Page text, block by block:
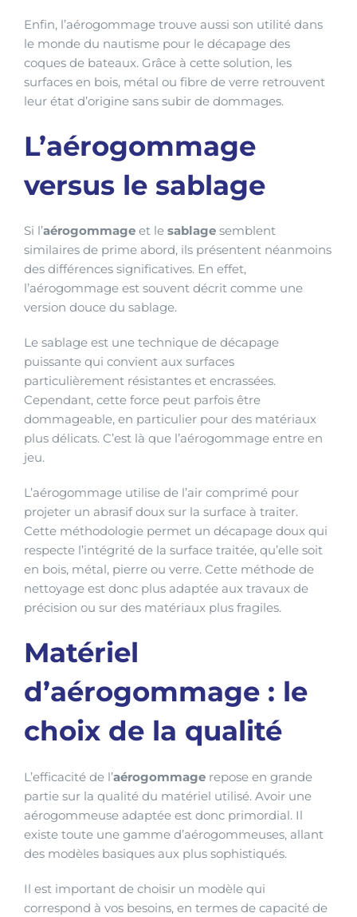
Enfin, l’aérogommage trouve aussi son utilité dans
le monde du nautisme pour le décapage des
coques de bateaux. Grâce à cette solution, les
surfaces en bois, métal ou fibre de verre retrouvent
leur état d’origine sans subir de dommages.
L’aérogommage
versus le sablage
Si l’aérogommageet le sablagesemblent
similaires de prime abord, ils présentent néanmoins
des différences significatives. En effet,
l’aérogommage est souvent décrit comme une
version douce du sablage.
Le sablage est une technique de décapage
puissante qui convient aux surfaces
particulièrement résistantes et encrassées.
Cependant, cette force peut parfois être
dommageable, en particulier pour des matériaux
plus délicats. C’est là que l’aérogommage entre en
jeu.
L’aérogommage utilise de l’air comprimé pour
projeter un abrasif doux sur la surface à traiter.
Cette méthodologie permet un décapage doux qui
respecte l’intégrité de la surface traitée, qu’elle soit
en bois, métal, pierre ou verre. Cette méthode de
nettoyage est donc plus adaptée aux travaux de
précision ou sur des matériaux plus fragiles.
Matériel
d’aérogommage : le
choix de la qualité
L’efficacité de l’aérogommagerepose en grande
partie sur la qualité du matériel utilisé. Avoir une
aérogommeuse adaptée est donc primordial. Il
existe toute une gamme d’aérogommeuses, allant
des modèles basiques aux plus sophistiqués.
Il est important de choisir un modèle qui
correspond à vos besoins, en termes de capacité de